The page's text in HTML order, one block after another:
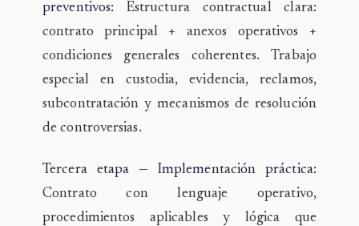
preventivos: Estructura contractual clara:
contrato principal + anexos operativos +
condiciones generales coherentes. Trabajo
especial en custodia, evidencia, reclamos,
subcontratación y mecanismos de resolución
de controversias.
Tercera etapa — Implementación práctica:
Contrato con lenguaje operativo,
procedimientos aplicables y lógica que